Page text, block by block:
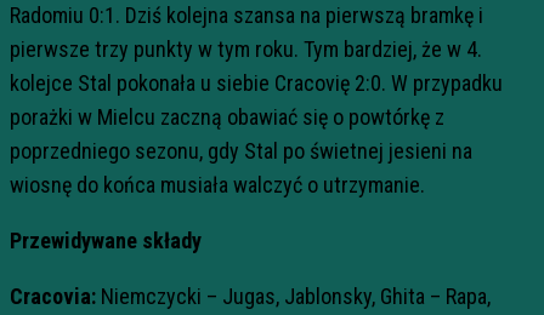
Radomiu 0:1. Dziś kolejna szansa na pierwszą bramkę i
pierwsze trzy punkty w tym roku. Tym bardziej, że w 4.
kolejce Stal pokonała u siebie Cracovię 2:0. W przypadku
porażki w Mielcu zaczną obawiać się o powtórkę z
poprzedniego sezonu, gdy Stal po świetnej jesieni na
wiosnę do końca musiała walczyć o utrzymanie.
Przewidywane składy
Cracovia: Niemczycki – Jugas, Jablonsky, Ghita – Rapa,